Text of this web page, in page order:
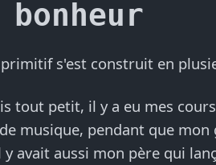
bonheur
s'est construit en
tout petit, il y a eu mes
musique, pendant que
y avait aussi mon père qui